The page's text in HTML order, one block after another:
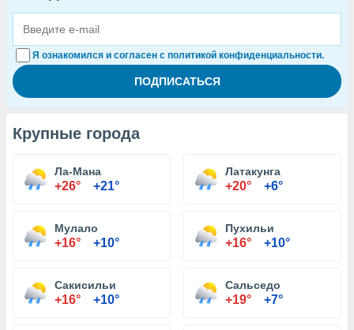
Я ознакомился и согласен с политикой конфиденциальности.
Крупные города
Ла-Мана
+26° +21°
Латакунга
+20° +6°
Мулало
+16° +10°
Пухильи
+16° +10°
Сакисильи
+16° +10°
Сальседо
+19° +7°